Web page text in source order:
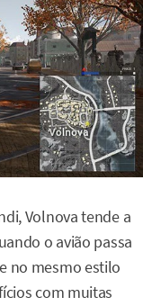
Volnova tende a
o avião passa
no mesmo estilo
com muitas